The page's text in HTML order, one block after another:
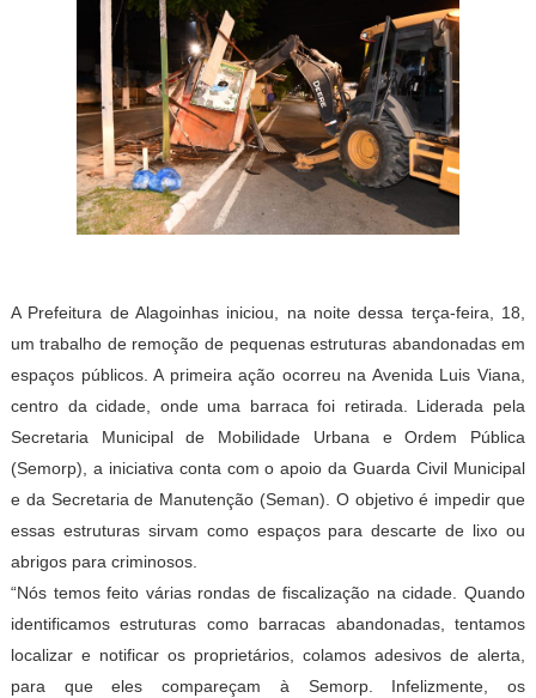
A Prefeitura de Alagoinhas iniciou, na noite dessa terça-feira, 18,
um trabalho de remoção de pequenas estruturas abandonadas em
espaços públicos. A primeira ação ocorreu na Avenida Luis Viana,
centro da cidade, onde uma barraca foi retirada. Liderada pela
Secretaria Municipal de Mobilidade Urbana e Ordem Pública
(Semorp), a iniciativa conta com o apoio da Guarda Civil Municipal
e da Secretaria de Manutenção (Seman). O objetivo é impedir que
essas estruturas sirvam como espaços para descarte de lixo ou
abrigos para criminosos.
“Nós temos feito várias rondas de fiscalização na cidade. Quando
identificamos estruturas como barracas abandonadas, tentamos
localizar e notificar os proprietários, colamos adesivos de alerta,
para que eles compareçam à Semorp. Infelizmente, os